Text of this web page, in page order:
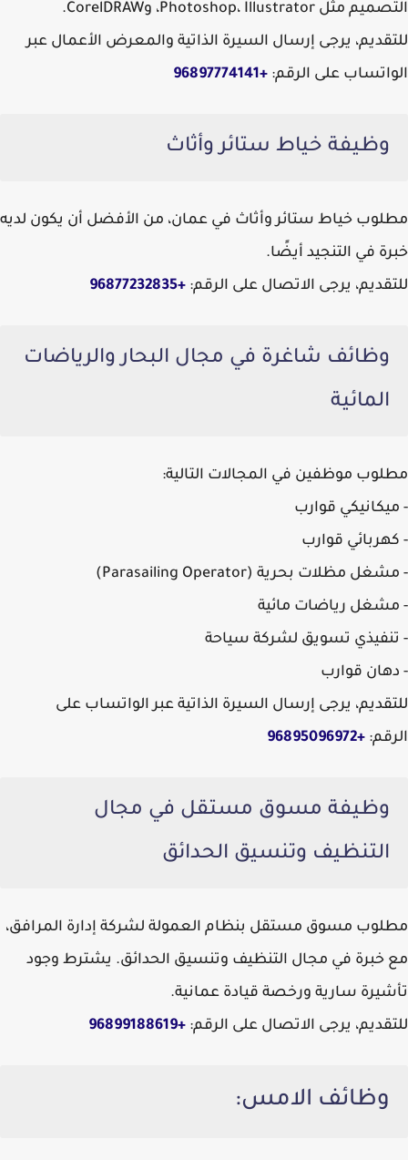
التصميم مثل Photoshop، Illustrator، وCorelDRAW.
للتقديم، يرجى إرسال السيرة الذاتية والمعرض الأعمال عبر
الواتساب على الرقم: +96897774141
وظيفة خياط ستائر وأثاث
مطلوب خياط ستائر وأثاث في عمان، من الأفضل أن يكون لديه
خبرة في التنجيد أيضًا.
للتقديم، يرجى الاتصال على الرقم: +96877232835
وظائف شاغرة في مجال البحار والرياضات
المائية
مطلوب موظفين في المجالات التالية:
- ميكانيكي قوارب
- كهربائي قوارب
- مشغل مظلات بحرية (Parasailing Operator)
- مشغل رياضات مائية
- تنفيذي تسويق لشركة سياحة
- دهان قوارب
للتقديم، يرجى إرسال السيرة الذاتية عبر الواتساب على
الرقم: +96895096972
وظيفة مسوق مستقل في مجال
التنظيف وتنسيق الحدائق
مطلوب مسوق مستقل بنظام العمولة لشركة إدارة المرافق،
مع خبرة في مجال التنظيف وتنسيق الحدائق. يشترط وجود
تأشيرة سارية ورخصة قيادة عمانية.
للتقديم، يرجى الاتصال على الرقم: +96899188619
وظائف الامس: